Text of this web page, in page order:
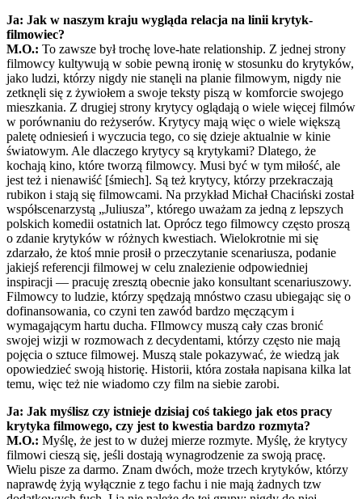
Ja: Jak w naszym kraju wygląda relacja na linii krytyk-
filmowiec?
M.O.: To zawsze był trochę love-hate relationship. Z jednej strony
filmowcy kultywują w sobie pewną ironię w stosunku do krytyków,
jako ludzi, którzy nigdy nie stanęli na planie filmowym, nigdy nie
zetknęli się z żywiołem a swoje teksty piszą w komforcie swojego
mieszkania. Z drugiej strony krytycy oglądają o wiele więcej filmów
w porównaniu do reżyserów. Krytycy mają więc o wiele większą
paletę odniesień i wyczucia tego, co się dzieje aktualnie w kinie
światowym. Ale dlaczego krytycy są krytykami? Dlatego, że
kochają kino, które tworzą filmowcy. Musi być w tym miłość, ale
jest też i nienawiść [śmiech]. Są też krytycy, którzy przekraczają
rubikon i stają się filmowcami. Na przykład Michał Chaciński został
współscenarzystą „Juliusza”, którego uważam za jedną z lepszych
polskich komedii ostatnich lat. Oprócz tego filmowcy często proszą
o zdanie krytyków w różnych kwestiach. Wielokrotnie mi się
zdarzało, że ktoś mnie prosił o przeczytanie scenariusza, podanie
jakiejś referencji filmowej w celu znalezienie odpowiedniej
inspiracji — pracuję zresztą obecnie jako konsultant scenariuszowy.
Filmowcy to ludzie, którzy spędzają mnóstwo czasu ubiegając się o
dofinansowania, co czyni ten zawód bardzo męczącym i
wymagającym hartu ducha. FIlmowcy muszą cały czas bronić
swojej wizji w rozmowach z decydentami, którzy często nie mają
pojęcia o sztuce filmowej. Muszą stale pokazywać, że wiedzą jak
opowiedzieć swoją historię. Historii, która została napisana kilka lat
temu, więc też nie wiadomo czy film na siebie zarobi.
Ja: Jak myślisz czy istnieje dzisiaj coś takiego jak etos pracy
krytyka filmowego, czy jest to kwestia bardzo rozmyta?
M.O.: Myślę, że jest to w dużej mierze rozmyte. Myślę, że krytycy
filmowi cieszą się, jeśli dostają wynagrodzenie za swoją pracę.
Wielu pisze za darmo. Znam dwóch, może trzech krytyków, którzy
naprawdę żyją wyłącznie z tego fachu i nie mają żadnych tzw